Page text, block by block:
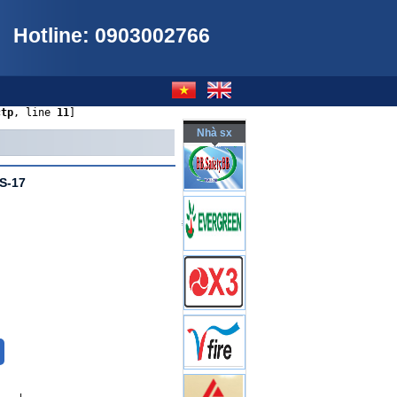
Hotline: 0903002766
, line 11
17
1.200.000VND
Nhà sx